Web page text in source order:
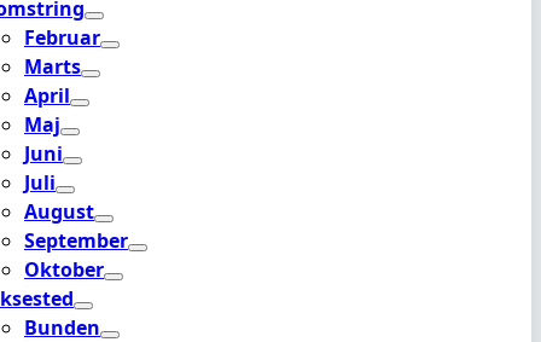
Februar
Marts
April
Maj
Juni
Juli
August
September
Oktober
Bunden